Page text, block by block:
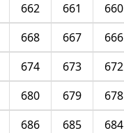
660
661
662
666
667
668
672
673
674
678
679
680
684
685
686